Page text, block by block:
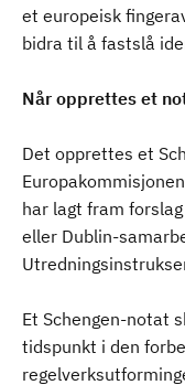
et europeisk
bidra til å fastslå
Når opprettes et
Det opprettes et
Europakommisjonen
har lagt fram
eller Dublin-
Et Schengen-notat
tidspunkt i den